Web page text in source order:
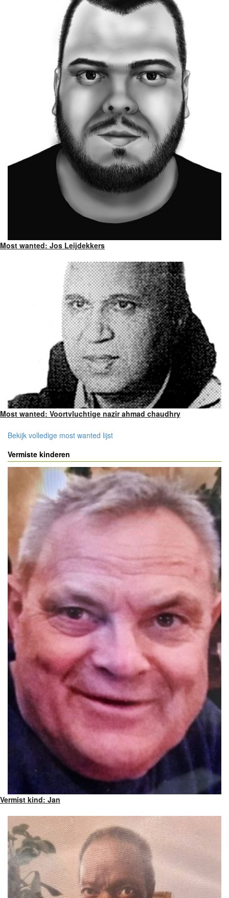
Most wanted: Jos Leijdekkers
Most wanted: Voortvluchtige nazir ahmad chaudhry
Bekijk volledige most wanted lijst
Vermiste kinderen
Vermist kind: Jan